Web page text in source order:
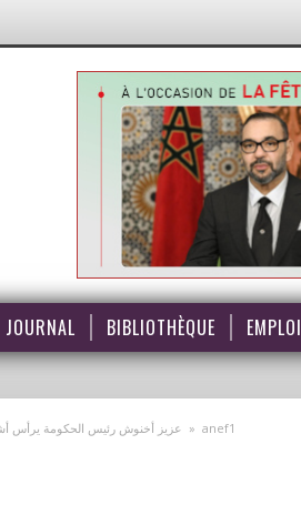
JOURNAL BIBLIOTHÈQUE EMPLOI
عزيز أخنوش رئيس الحكومة يرأس » anef1